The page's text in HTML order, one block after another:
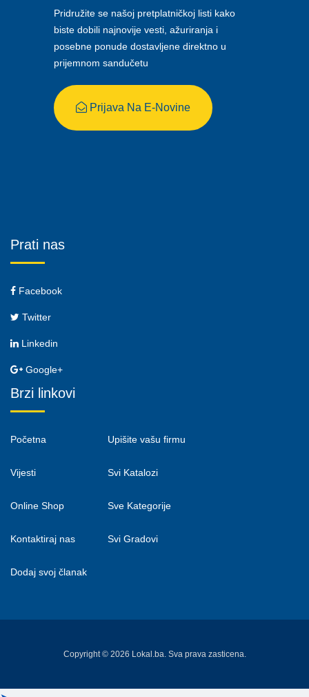
Pridružite se našoj pretplatničkoj listi kako
biste dobili najnovije vesti, ažuriranja i
posebne ponude dostavljene direktno u
prijemnom sandučetu
Prijava Na E-Novine
Prati nas
Facebook
Twitter
Linkedin
Google+
Brzi linkovi
Početna
Vijesti
Online Shop
Kontaktiraj nas
Dodaj svoj članak
Upišite vašu firmu
Svi Katalozi
Sve Kategorije
Svi Gradovi
Copyright © 2026 Lokal.ba. Sva prava zasticena.